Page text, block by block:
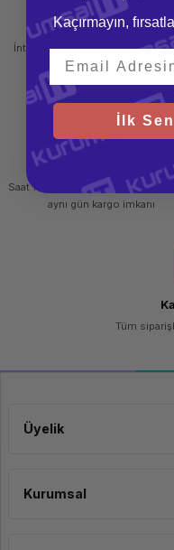
Mağazadan Teslimat
İnternetten sipariş et ve
teslim al
Saat 15.00'a kadar yapılan
aynı gün kargo imkanı
Tüm
Üyelik
Kurumsal
Kaçırmayın,
İlk